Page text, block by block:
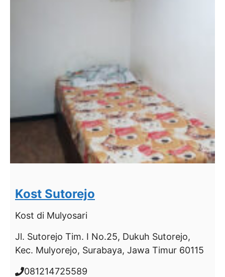
Kost Sutorejo
Kost di Mulyosari
Jl. Sutorejo Tim. I No.25, Dukuh Sutorejo,
Kec. Mulyorejo, Surabaya, Jawa Timur 60115
081214725589